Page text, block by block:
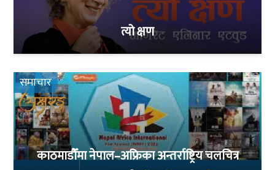
त्यो क्षण
समाचार
काठमाडौँमा नेपाल–अफ्रिका अन्तर्राष्ट्रिय चलचित्र